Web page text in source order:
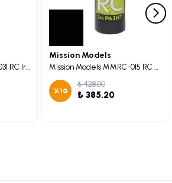
Mission Models MMRC-031 RC Iridescent Purple Maket Boyası 60ml.
Mission Models
Mission Models MMRC-015 RC Tint Maket Boyası 60ml.
%10
₺ 428.00
₺ 385.20